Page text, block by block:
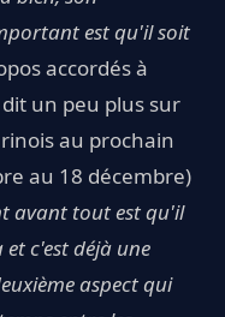
est qu'il soit
accordés à
un peu plus sur
au prochain
au 18 décembre)
avant tout est qu'il
c'est déjà une
aspect qui